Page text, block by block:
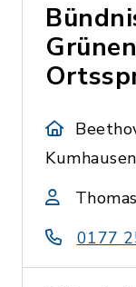
Kumhausen
0177